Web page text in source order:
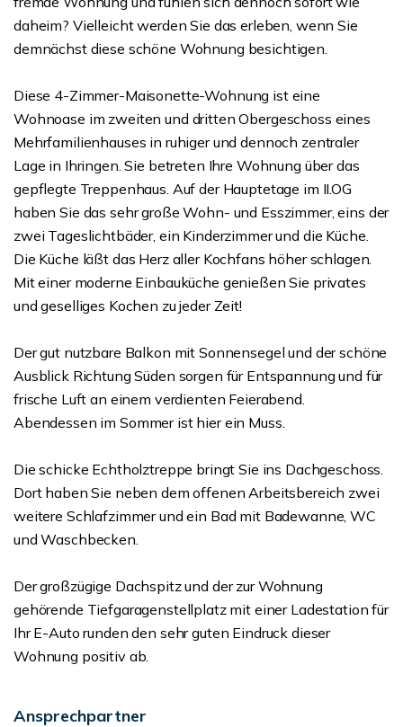
daheim? Vielleicht werden Sie das erleben, wenn Sie
demnächst diese schöne Wohnung besichtigen.
Diese 4-Zimmer-Maisonette-Wohnung ist eine
Wohnoase im zweiten und dritten Obergeschoss eines
Mehrfamilienhauses in ruhiger und dennoch zentraler
Lage in Ihringen. Sie betreten Ihre Wohnung über das
gepflegte Treppenhaus. Auf der Hauptetage im II.OG
haben Sie das sehr große Wohn- und Esszimmer, eins der
zwei Tageslichtbäder, ein Kinderzimmer und die Küche.
Die Küche läßt das Herz aller Kochfans höher schlagen.
Mit einer moderne Einbauküche genießen Sie privates
und geselliges Kochen zu jeder Zeit!
Der gut nutzbare Balkon mit Sonnensegel und der schöne
Ausblick Richtung Süden sorgen für Entspannung und für
frische Luft an einem verdienten Feierabend.
Abendessen im Sommer ist hier ein Muss.
Die schicke Echtholztreppe bringt Sie ins Dachgeschoss.
Dort haben Sie neben dem offenen Arbeitsbereich zwei
weitere Schlafzimmer und ein Bad mit Badewanne, WC
und Waschbecken.
Der großzügige Dachspitz und der zur Wohnung
gehörende Tiefgaragenstellplatz mit einer Ladestation für
Ihr E-Auto runden den sehr guten Eindruck dieser
Wohnung positiv ab.
Ansprechpartner